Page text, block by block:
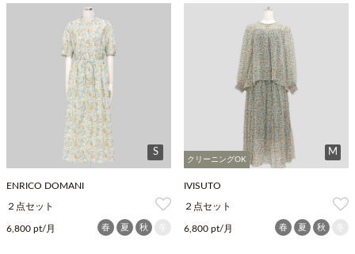
S
ENRICO DOMANI
２点セット
6,800 pt/月 春 夏 秋
クリーニングOK
M
IVISUTO
２点セット
6,800 pt/月 春 夏 秋